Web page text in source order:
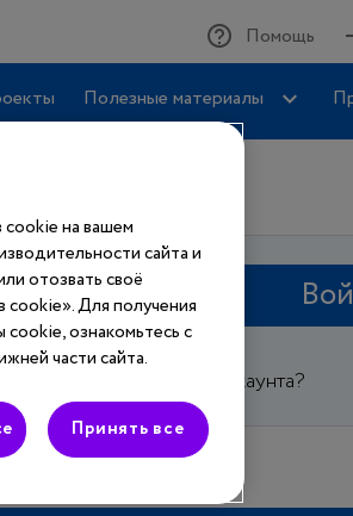
Помощь
Полезные материалы
Еще нет аккаунта?
cookie на вашем
сайта и
отозвать своё
cookie». Для получения
ознакомьтесь с
части сайта.
Принять все